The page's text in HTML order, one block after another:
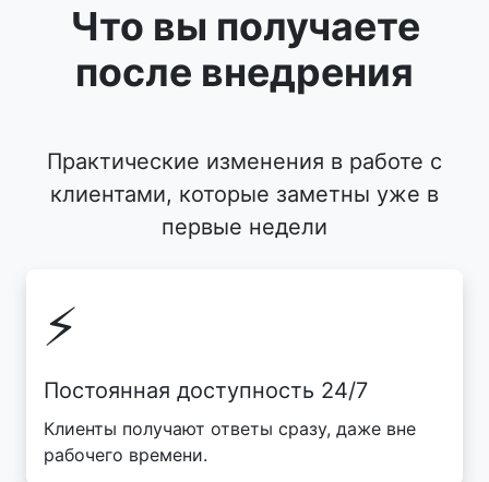
Что вы получаете
после внедрения
Практические изменения в работе с
клиентами, которые заметны уже в
первые недели
⚡
Постоянная доступность 24/7
Клиенты получают ответы сразу, даже вне
рабочего времени.